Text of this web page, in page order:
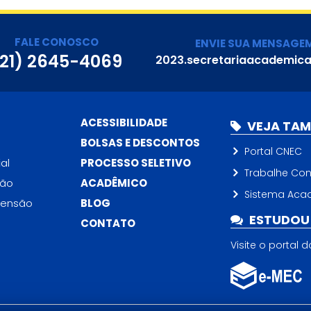
FALE CONOSCO
2645-4069
ENVIE SUA
ACESSIBILIDADE
BOLSAS E DESCONTOS
PROCESSO SELETIVO
ACADÊMICO
BLOG
CONTATO
VEJA
Portal CNEC
Trabalhe
Sistema
Visite o portal